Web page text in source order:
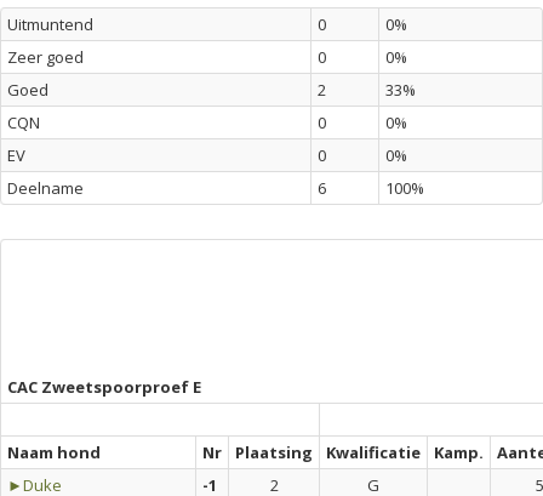
Uitmuntend 0
0%
Zeer goed
0
0%
Goed
2
33%
CQN
0
0%
EV
0
0%
Deelname
6 100%
CAC Zweetspoorproef E
Naam hond Nr Plaatsing Kwalificatie Kamp.
►Duke
-1 2 G